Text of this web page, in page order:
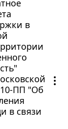
в
ПП "Об
в связи